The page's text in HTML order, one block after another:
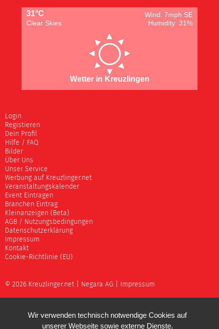
31°C
Wind: 7mph SE
Clear Skies
Humidity: 31%
Wetter in Kreuzlingen
Login
Registieren
Dein Profil
Hilfe / FAQ
Bilder
Über Uns
Unser Service
Werbung auf Kreuzlinger.net
Veranstaltungskalender
Event Eintragen
Branchen Eintrag
Kleinanzeigen (Beta)
AGB / Nutzungsbedingungen
Datenschutzerklärung
Impressum
Kontakt
Cookie-Richtlinie (EU)
© 2026 Kreuzlinger.net | Negara AG Impressum
Wir verwenden technisch notwendige Cookies auf
unserer Webseite sowie externe Dienste.